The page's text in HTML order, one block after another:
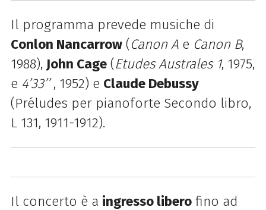
Il programma prevede musiche di
Conlon Nancarrow(Canon Ae Canon B,
1988), John Cage(Etudes Australes 1, 1975,
e 4’33’’, 1952) e Claude Debussy
(Préludes per pianoforte Secondo libro,
L 131, 1911-1912).
Il concerto è a ingresso liberofino ad